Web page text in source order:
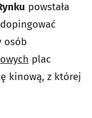
powstała
osób
plac
kinową, z której